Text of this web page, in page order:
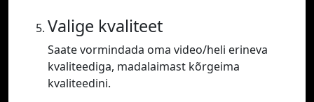
Valige kvaliteet
Saate vormindada oma video/heli erineva
kvaliteediga, madalaimast kõrgeima
kvaliteedini.